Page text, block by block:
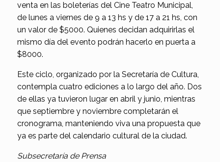
venta en las boleterías del Cine Teatro Municipal,
de lunes a viernes de 9 a 13 hs y de 17 a 21 hs, con
un valor de $5000. Quienes decidan adquirirlas el
mismo día del evento podrán hacerlo en puerta a
$8000.
Este ciclo, organizado por la Secretaría de Cultura,
contempla cuatro ediciones a lo largo del año. Dos
de ellas ya tuvieron lugar en abril y junio, mientras
que septiembre y noviembre completarán el
cronograma, manteniendo viva una propuesta que
ya es parte del calendario cultural de la ciudad.
Subsecretaría de Prensa